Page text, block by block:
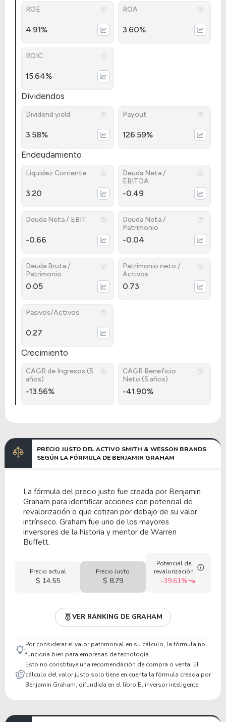
ROE
4.91%
ROA
3.60%
ROIC
15.64%
Dividendos
Dividend yield
3.58%
Payout
126.59%
Endeudamiento
Liquidez Corriente
3.20
Deuda Neta /
EBITDA
-0.49
Deuda Neta / EBIT
-0.66
Deuda Neta /
Patrimonio
-0.04
Deuda Bruta /
Patrimonio
0.05
Patrimonio neto /
Activos
0.73
Pasivos/Activos
0.27
Crecimiento
CAGR de Ingresos (5
años)
-13.56%
CAGR Beneficio
Neto (5 años)
-41.90%
PRECIO JUSTO DEL ACTIVO SMITH & WESSON BRANDS
SEGÚN LA FÓRMULA DE BENJAMIN GRAHAM
La fórmula del precio justo fue creada por Benjamin
Graham para identificar acciones con potencial de
revalorización o que cotizan por debajo de su valor
intrínseco. Graham fue uno de los mayores
inversores de la historia y mentor de Warren
Buffett.
Precio actual
$ 14.55
Precio Justo
$ 8.79
Potencial de
revalorización
-39.61%
VER RANKING DE GRAHAM
Por considerar el valor patrimonial en su cálculo, la fórmula no
funciona bien para empresas de tecnología.
Esto no constituye una recomendación de compra o venta. El
cálculo del valor justo solo tiene en cuenta la fórmula creada por
Benjamin Graham, difundida en el libro El inversor inteligente.